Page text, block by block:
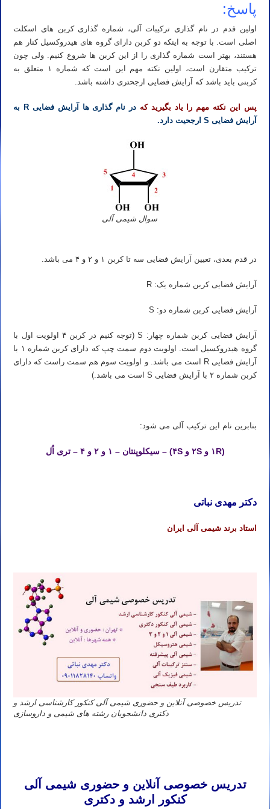
پاسخ:
اولین قدم در نام گذاری ترکیبات آلی، شماره گذاری کربن های اسکلت
اصلی است. با توجه به اینکه دو کربن دارای گروه های هیدروکسیل کنار هم
هستند، بهتر است شماره گذاری را از این کربن ها شروع کنیم. ولی چون
ترکیب متقارن است، اولین نکته مهم این است که شماره ۱ متعلق به
کربنی باید باشد که آرایش فضایی ارجحتری داشته باشد.
پس این نکته مهم را یاد بگیرید که
در نام گذاری ها آرایش فضایی R به
آرایش فضایی S ارجحیت دارد.
سوال شیمی آلی
در قدم بعدی، تعیین آرایش فضایی سه تا کربن ۱ و ۲ و ۴ می باشد.
آرایش فضایی کربن شماره یک: R
آرایش فضایی کربن شماره دو: S
آرایش فضایی کربن شماره چهار: S (توجه کنیم در کربن ۴ اولویت اول با
گروه هیدروکسیل است. اولویت دوم سمت چپ که دارای کربن شماره ۱ با
آرایش فضایی R است می باشد. و اولویت سوم هم سمت راست که دارای
کربن شماره ۲ با آرایش فضایی S است می باشد.)
بنابرین نام این ترکیب آلی می شود:
(۱R و ۲S و ۴S) – سیکلوپنتان – ۱ و ۲ و ۴ – تری اُل
دکتر مهدی نباتی
استاد برند شیمی آلی ایران
تدریس خصوصی آنلاین و حضوری شیمی آلی کنکور کارشناسی ارشد و
دکتری دانشجویان رشته های شیمی و داروسازی
تدریس خصوصی آنلاین و حضوری شیمی آلی
کنکور ارشد و دکتری